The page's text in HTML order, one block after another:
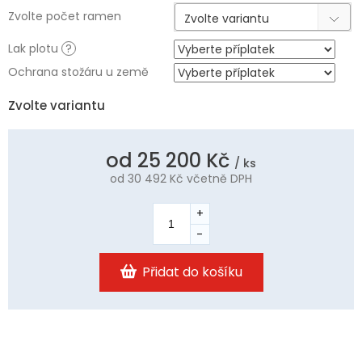
Zvolte variantu
Zvolte počet ramen
Zvolte variantu
Lak plotu ?
Ochrana stožáru u země
od 25 200 Kč / ks
od 30 492 Kč včetně DPH
cena:
Přidat do košíku